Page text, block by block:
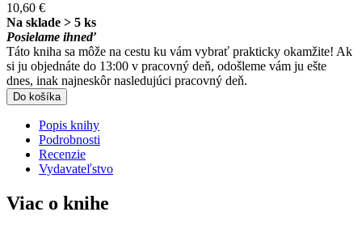
10,60 €
Na sklade > 5 ks
Posielame ihneď
Táto kniha sa môže na cestu ku vám vybrať prakticky okamžite! Ak
si ju objednáte do 13:00 v pracovný deň, odošleme vám ju ešte
dnes, inak najneskôr nasledujúci pracovný deň.
Do košíka
Popis knihy
Podrobnosti
Recenzie
Vydavateľstvo
Viac o knihe